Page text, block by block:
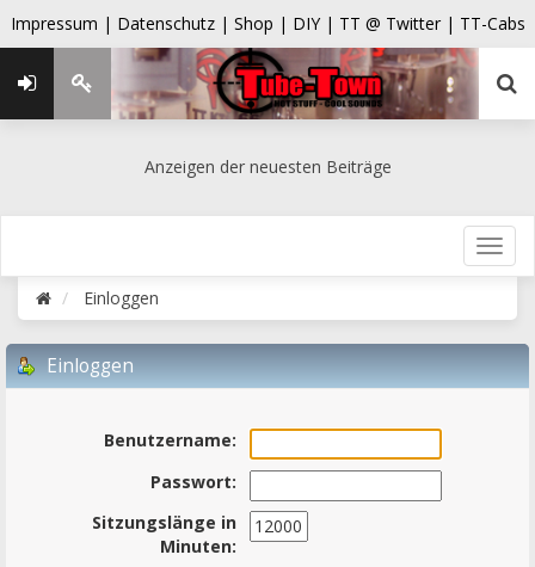
Impressum | Datenschutz | Shop | DIY | TT @ Twitter | TT-Cabs
Anzeigen der neuesten Beiträge
Einloggen
Einloggen
Benutzername:
Passwort:
Sitzungslänge in
Minuten: